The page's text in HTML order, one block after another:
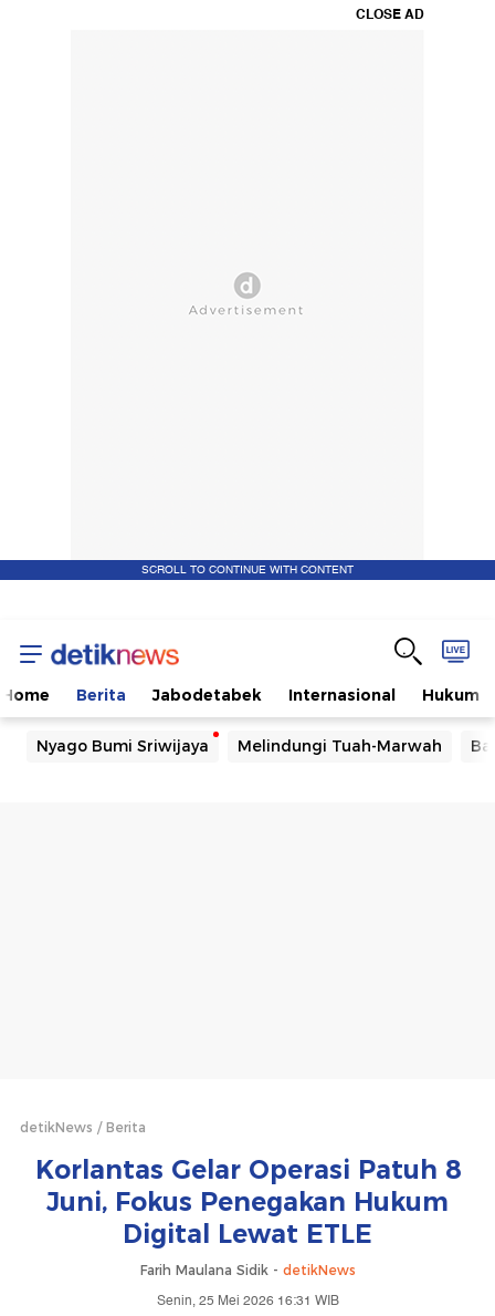
CLOSE AD
SCROLL TO CONTINUE WITH CONTENT
Home Berita Jabodetabek Internasional Hukum
Nyago Bumi Sriwijaya Melindungi Tuah-Marwah
detikNews Berita
Korlantas Gelar Operasi Patuh 8
Juni, Fokus Penegakan Hukum
Digital Lewat ETLE
Farih Maulana Sidik - detikNews
Senin, 25 Mei 2026 16:31 WIB